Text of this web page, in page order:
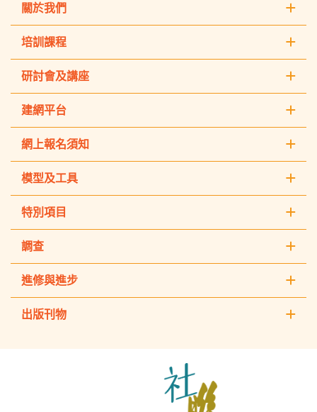
關於我們
培訓課程
研討會及講座
建網平台
網上報名須知
模型及工具
特別項目
調查
進修與進步
出版刊物